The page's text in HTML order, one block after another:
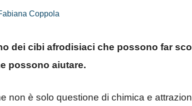
Coppola
dei cibi afrodisiaci che possono far
possono aiutare.
non è solo questione di chimica e